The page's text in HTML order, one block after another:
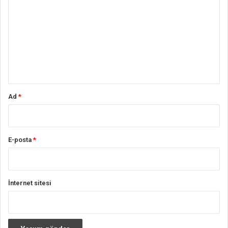
Ad*
E-posta*
İnternet sitesi